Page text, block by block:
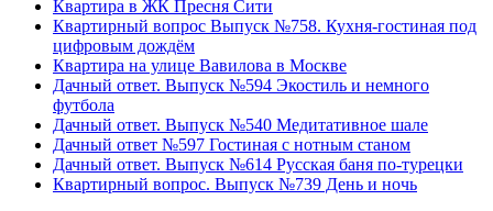
Квартира в ЖК Пресня Сити
Квартирный вопрос Выпуск №758. Кухня-гостиная под
цифровым дождём
Квартира на улице Вавилова в Москве
Дачный ответ. Выпуск №594 Экостиль и немного
футбола
Дачный ответ. Выпуск №540 Медитативное шале
Дачный ответ №597 Гостиная с нотным станом
Дачный ответ. Выпуск №614 Русская баня по-турецки
Квартирный вопрос. Выпуск №739 День и ночь